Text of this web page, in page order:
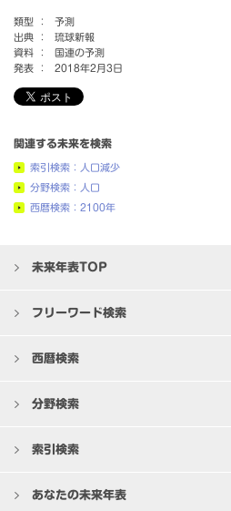
類型 ：
予測
出典 ：
琉球新報
資料 ：
国連の予測
発表 ：
2018年2月3日
関連する未来を検索
索引検索：人口減少
分野検索：人口
西暦検索：2100年
未来年表TOP
フリーワード検索
西暦検索
分野検索
索引検索
あなたの未来年表